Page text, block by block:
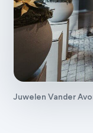
Juwelen Vander